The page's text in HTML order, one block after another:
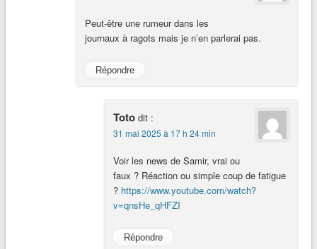
Peut-être une rumeur dans les
journaux à ragots mais je n’en parlerai pas.
Répondre
Toto dit :
31 mai 2025 à 17 h 24 min
Voir les news de Samir, vrai ou
faux ? Réaction ou simple coup de fatigue
? https://www.youtube.com/watch?
v=qnsHe_qHFZI
Répondre